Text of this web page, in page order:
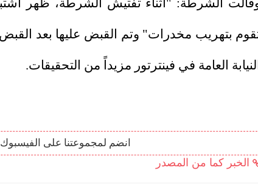
النيابة العامة في فينترتور مزيداً من التحقيقات.
انضم لمجموعتنا على الفيسبوك
الخبر كما من المصدر